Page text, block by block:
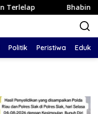
Bhabinkamtibmas
Politik Peristiwa